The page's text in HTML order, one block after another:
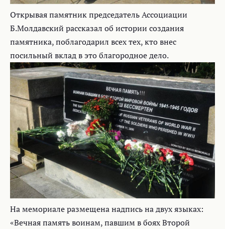
Открывая памятник председатель Ассоциации
Б.Молдавский рассказал об истории создания
памятника, поблагодарил всех тех, кто внес
посильный вклад в это благородное дело.
На мемориале размещена надпись на двух языках:
«Вечная память воинам, павшим в боях Второй